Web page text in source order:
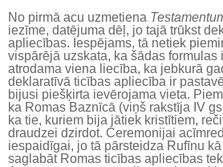
No pirmā acu uzmetiena
iezīme, datējuma dēļ, jo tajā trūkst
apliecības. Iespējams, tā netiek
vispārējā uzskata, ka šādas formulas
atrodama viena liecība, ka jebkurā
deklaratīvā ticības apliecība ir
bijusi piešķirta ievērojama vieta.
ka Romas Baznīcā (viņš rakstīja IV
ka tie, kuriem bija jātiek kristītiem,
draudzei dzirdot. Ceremonijai
iespaidīgai, jo tā pārsteidza Rufīnu
saglabāt Romas ticības apliecības